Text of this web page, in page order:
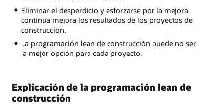
Eliminar el desperdicio y esforzarse por la mejora
continua mejora los resultados de los proyectos de
construcción.
La programación lean de construcción puede no ser
la mejor opción para cada proyecto.
Explicación de la programación lean de
construcción